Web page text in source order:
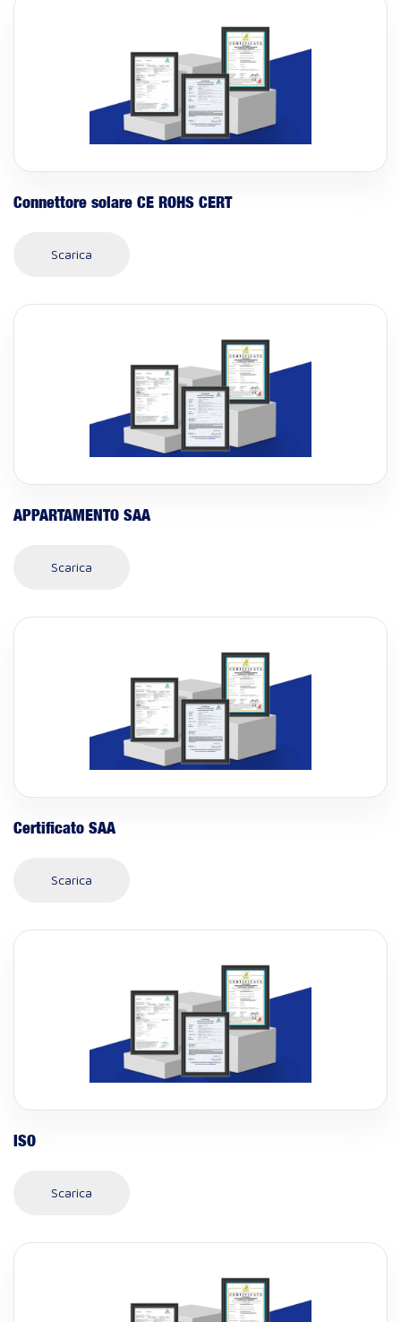
Connettore solare CE ROHS CERT
Scarica
APPARTAMENTO SAA
Scarica
Certificato SAA
Scarica
ISO
Scarica